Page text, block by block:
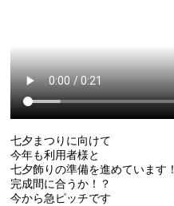
七夕まつりに向けて
今年も利用者様と
七夕飾りの準備を進めています！
完成間に合うか！？
今から急ピッチです